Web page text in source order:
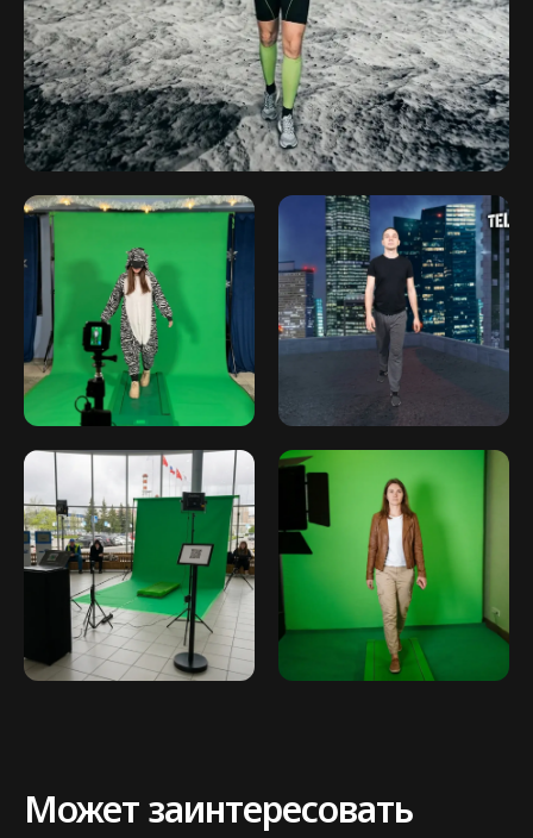
Может заинтересовать
© 2026. flash-event.ru
Согласие на обработку персональных
данных
Политика конфиденциальности
Публичная оферта
Файлы кукис
ИП Мамзин Михаил Сергеевич
ИНН: 673109991290
ОГРНИП: 314312302100129
Юр. адрес: 115583, г. Москва,
Ореховый бульвар, д. 24к4.
Тел: +7 964 635-25-15
Эл. почта: flash-event@mail.ru
Рег. номер РКН 77-24-157364